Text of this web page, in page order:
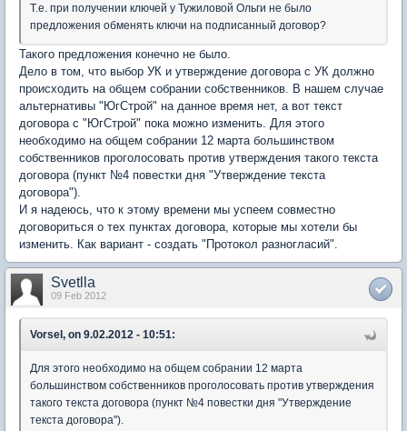
Т.е. при получении ключей у Тужиловой Ольги не было
предложения обменять ключи на подписанный договор?
Такого предложения конечно не было.
Дело в том, что выбор УК и утверждение договора с УК должно
происходить на общем собрании собственников. В нашем случае
альтернативы "ЮгСтрой" на данное время нет, а вот текст
договора с "ЮгСтрой" пока можно изменить. Для этого
необходимо на общем собрании 12 марта большинством
собственников проголосовать против утверждения такого текста
договора (пункт №4 повестки дня "Утверждение текста
договора").
И я надеюсь, что к этому времени мы успеем совместно
договориться о тех пунктах договора, которые мы хотели бы
изменить. Как вариант - создать "Протокол разногласий".
Svetlla
09 Feb 2012
Vorsel, on 9.02.2012 - 10:51:
Для этого необходимо на общем собрании 12 марта
большинством собственников проголосовать против утверждения
такого текста договора (пункт №4 повестки дня "Утверждение
текста договора").